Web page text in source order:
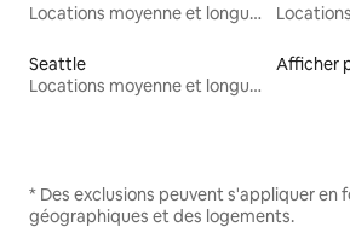
Locations moyenne et longue durée
Seattle
Locations moyenne et longue durée
Afficher
* Des exclusions peuvent s'appliquer en
géographiques et des logements.